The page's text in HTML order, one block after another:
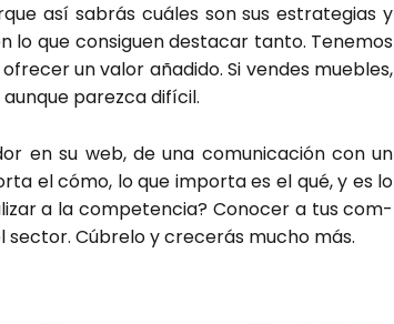
así sabrás cuá­les son sus estra­te­gias y
lo que con­si­guen des­ta­car tan­to. Tene­mos
un valor aña­di­do. Si ven­des mue­bles,
parez­ca difí­cil.
en su web, de una comu­ni­ca­ción con un
el cómo, lo que impor­ta es el qué, y es lo
a la com­pe­ten­cia? Cono­cer a tus com­
Cúbre­lo y cre­ce­rás mucho más.